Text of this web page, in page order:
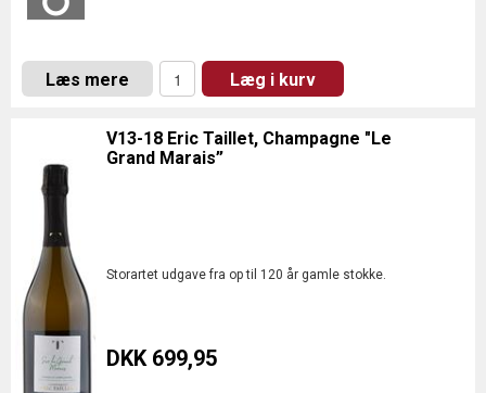
Læs mere Læg i kurv
V13-18 Eric Taillet, Champagne "Le
Grand Marais”
Storartet udgave fra op til 120 år gamle stokke.
DKK 699,95